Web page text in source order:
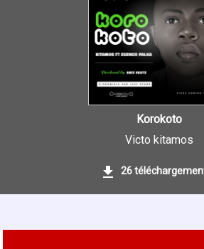
Korokoto
Victo kitamos
26